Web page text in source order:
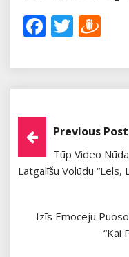
PostPrevious Post
Tūp Video
Latgalīšu Volūdu “Lels,
Izīs Emoceju
“Kai